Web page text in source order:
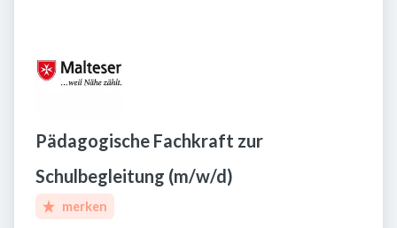
Pädagogische Fachkraft zur
Schulbegleitung (m/w/d)
merken